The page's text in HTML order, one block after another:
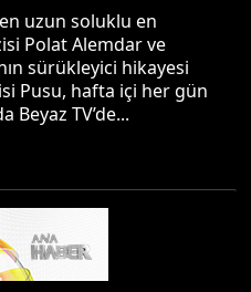
uzun soluklu en
Polat Alemdar ve
sürükleyici hikayesi
Pusu, hafta içi her gün
Beyaz TV’de...